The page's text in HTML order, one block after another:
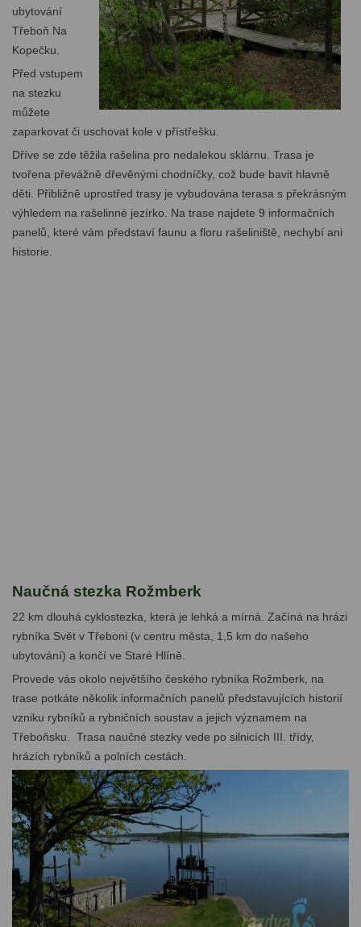
ubytování
Třeboň Na
Kopečku.
Před vstupem
na stezku
můžete
zaparkovat či uschovat kole v přístřešku.
Dříve se zde těžila rašelina pro nedalekou sklárnu. Trasa je
tvořena převážně dřevěnými chodníčky, což bude bavit hlavně
děti. Přibližně uprostřed trasy je vybudována terasa s překrásným
výhledem na rašelinné jezírko. Na trase najdete 9 informačních
panelů, které vám představí faunu a floru rašeliniště, nechybí ani
historie.
Naučná stezka Rožmberk
22 km dlouhá cyklostezka, která je lehká a mírná. Začíná na hrázi
rybníka Svět v Třeboni (v centru města, 1,5 km do našeho
ubytování) a končí ve Staré Hlíně.
Provede vás okolo největšího českého rybníka Rožmberk, na
trase potkáte několik informačních panelů představujících historií
vzniku rybníků a rybničních soustav a jejich významem na
Třeboňsku. Trasa naučné stezky vede po silnicích III. třídy,
hrázích rybníků a polních cestách.